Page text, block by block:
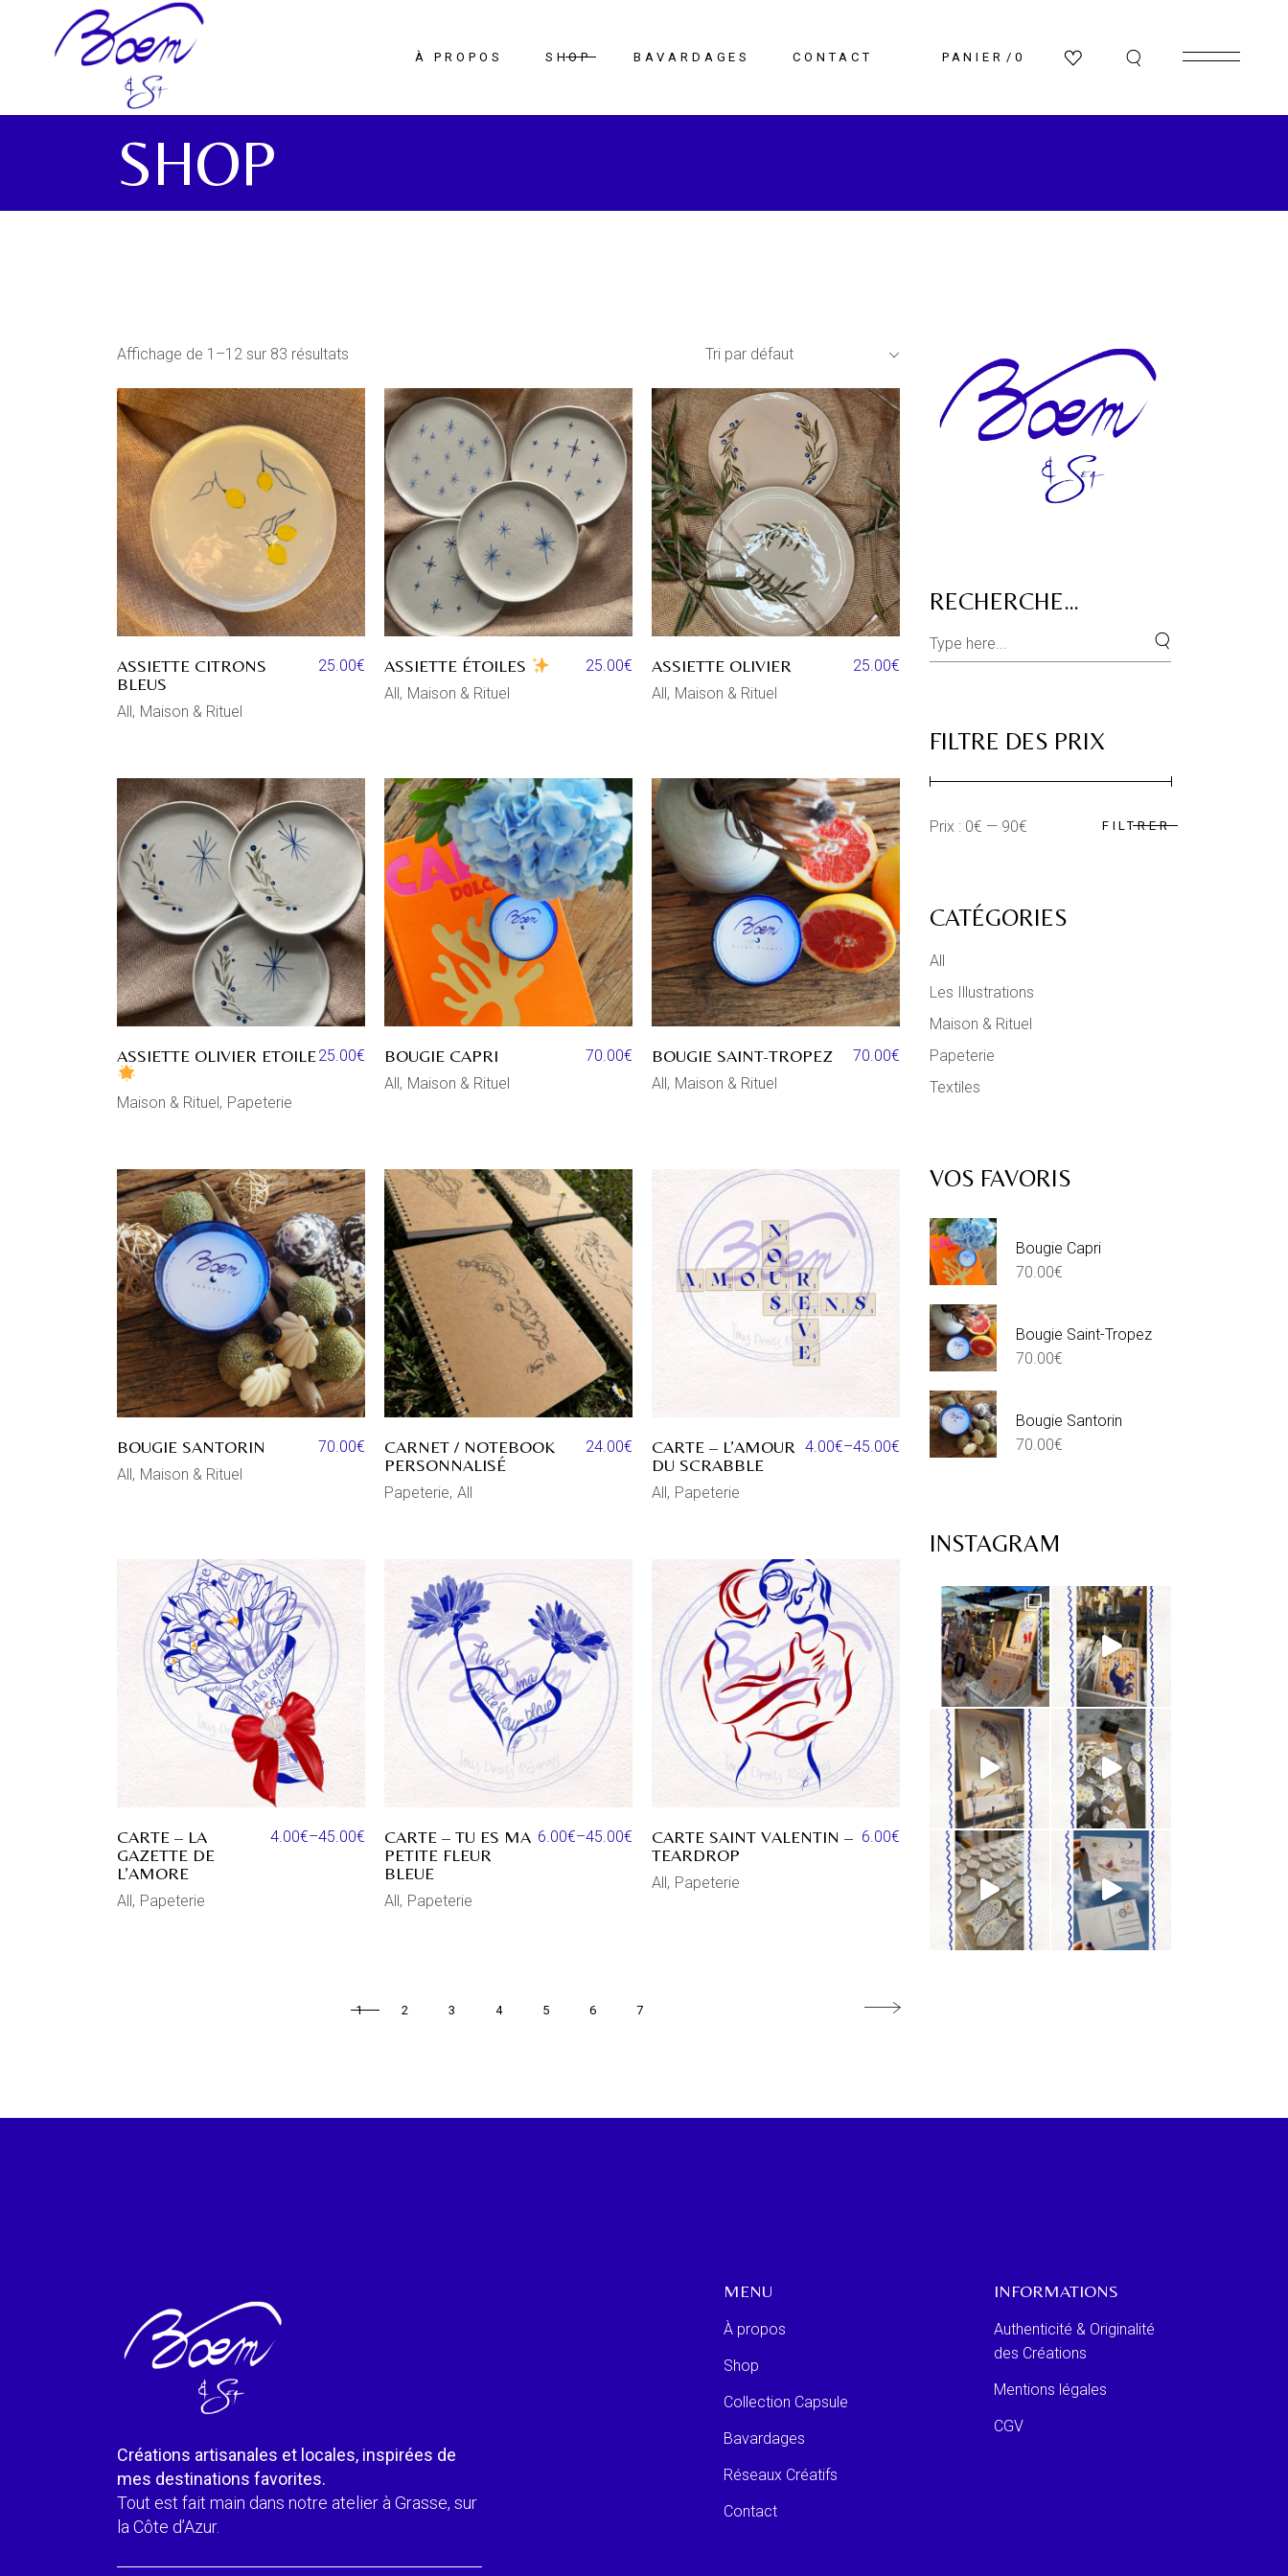
À PROPOS SHOP
Papeterie
BAVARDAGES CONTACT PANIER 0
SHOP
Affichage de 1–12 sur 83 résultats Tri par défaut
ASSIETTE CITRONS
BLEUS
25.00€
All Maison & Rituel
ASSIETTE ÉTOILES 25.00€
All
Maison & Rituel
ASSIETTE OLIVIER 25.00€
All
Maison & Rituel
ASSIETTE OLIVIER ETOILE25.00€
Maison & Rituel Papeterie
BOUGIE CAPRI 70.00€
All
Maison & Rituel
BOUGIE SAINT-TROPEZ 70.00€
All
Maison & Rituel
BOUGIE SANTORIN 70.00€
All Maison & Rituel
CARNET / NOTEBOOK
PERSONNALISÉ
24.00€
Papeterie All
CARTE – L’AMOUR
DU SCRABBLE
4.00€–45.00€
All Papeterie
CARTE – LA
GAZETTE DE
L’AMORE
4.00€–45.00€
All Papeterie
CARTE – TU ES MA
PETITE FLEUR
BLEUE
6.00€–45.00€
All Papeterie
CARTE SAINT VALENTIN –
TEARDROP
6.00€
All Papeterie
1 2 3 4 5 6 7
RECHERCHE…
Search
for:
FILTRE DES PRIX
Prix
Prix
FILTRER
Prix : 0€ — 90€
CATÉGORIES
All
Les Illustrations
Maison & Rituel
Papeterie
Textiles
VOS FAVORIS
Bougie Capri
70.00€
Bougie Saint-Tropez
70.00€
Bougie Santorin
70.00€
INSTAGRAM
Créations artisanales et locales, inspirées de
mes destinations favorites.
Tout est fait main dans notre atelier à Grasse, sur
la Côte d’Azur.
MENU
À propos
Shop
Collection Capsule
Bavardages
Réseaux Créatifs
Contact
INFORMATIONS
Authenticité & Originalité
des Créations
Mentions légales
CGV